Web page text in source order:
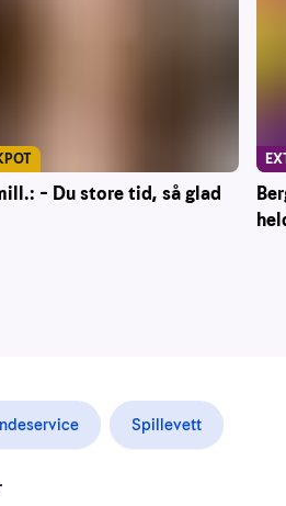
– Du store tid, så glad
Spillevett